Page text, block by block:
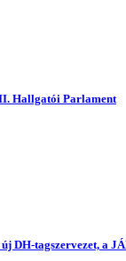
Hallgatói Parlament
DH-tagszervezet, a